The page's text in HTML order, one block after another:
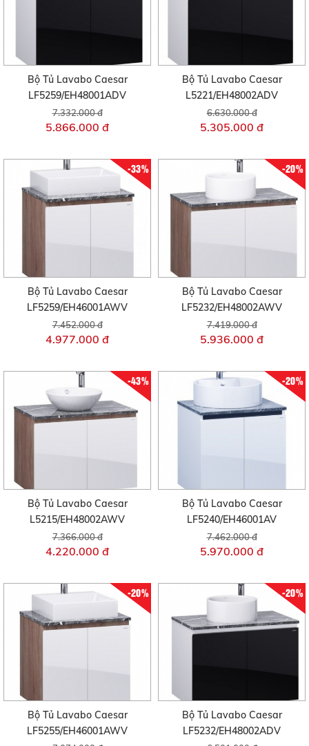
Bộ Tủ Lavabo Caesar
LF5259/EH48001ADV
7.332.000 đ
5.866.000 đ
Bộ Tủ Lavabo Caesar
L5221/EH48002ADV
6.630.000 đ
5.305.000 đ
-33%
Bộ Tủ Lavabo Caesar
LF5259/EH46001AWV
7.452.000 đ
4.977.000 đ
-20%
Bộ Tủ Lavabo Caesar
LF5232/EH48002AWV
7.419.000 đ
5.936.000 đ
-43%
Bộ Tủ Lavabo Caesar
L5215/EH48002AWV
7.366.000 đ
4.220.000 đ
-20%
Bộ Tủ Lavabo Caesar
LF5240/EH46001AV
7.462.000 đ
5.970.000 đ
-20%
Bộ Tủ Lavabo Caesar
LF5255/EH46001AWV
-20%
Bộ Tủ Lavabo Caesar
LF5232/EH48002ADV